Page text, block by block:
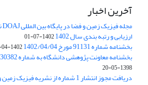
آخرین اخبار
مجله فیزیک زمین و فضا در پایگاه بین المللی DOAJ نمایه شد.
ارزیابی و رتبه بندی سال 1402 1402-07-01
بخشنامه شماره 91131 مورخ 1402/04/04 1402-04-04
بخشنامه معاونت پژوهشی دانشگاه به شماره 140/130382 مورخ 98/5/20
1398-05-20
دریافت مجوز انتشار 1 شماره از نشریه